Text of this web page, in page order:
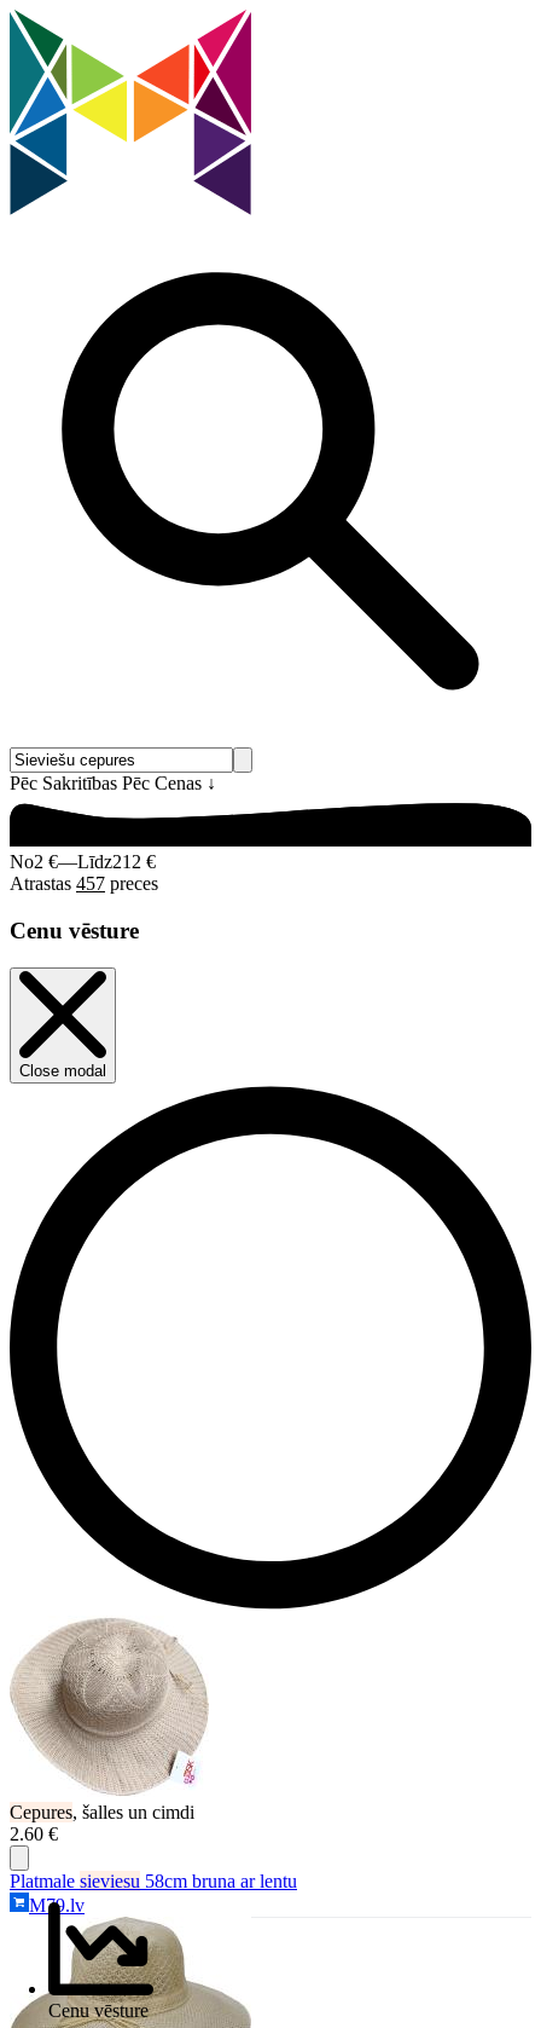
Pēc Sakritības Pēc Cenas ↓
No2 €—Līdz212 €
Atrastas 457 preces
Cenu vēsture
Close modal
Cepures, šalles un cimdi
2.60 €
Cenu vēsture
Platmale sieviesu 58cm bruna ar lentu
M79.lv